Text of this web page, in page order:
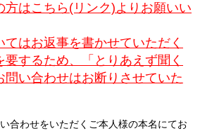
方はこちら(リンク)よりお願いい
はお返事を書かせていただく
するため、「とりあえず聞く
問い合わせはお断りさせていた
合わせをいただくご本人様の本名にてお